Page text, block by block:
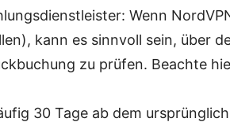
Wenn
kann es sinnvoll sein, über
zu prüfen. Beachte
30 Tage ab dem